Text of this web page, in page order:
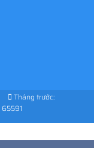
Tháng trước:
65591